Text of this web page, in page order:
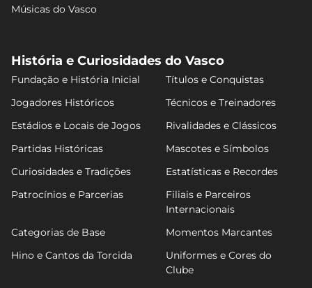
Músicas do Vasco
História e Curiosidades do Vasco
Fundação e História Inicial
Títulos e Conquistas
Jogadores Históricos
Técnicos e Treinadores
Estádios e Locais de Jogos
Rivalidades e Clássicos
Partidas Históricas
Mascotes e Símbolos
Curiosidades e Tradições
Estatísticas e Recordes
Patrocínios e Parcerias
Filiais e Parceiros
Internacionais
Categorias de Base
Momentos Marcantes
Hino e Cantos da Torcida
Uniformes e Cores do
Clube